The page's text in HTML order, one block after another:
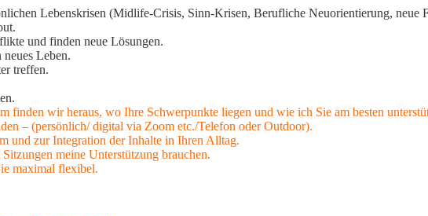
Lebenskrisen (Midlife-Crisis, Sinn-Krisen, Berufliche Neuorientierung, neue
und finden neue Lösungen.
Leben.
treffen.
finden wir heraus, wo Ihre Schwerpunkte liegen und wie ich Sie am besten
– (persönlich/ digital via Zoom etc./Telefon oder Outdoor).
und zur Integration der Inhalte in Ihren Alltag.
meine Unterstützung brauchen.
maximal flexibel.